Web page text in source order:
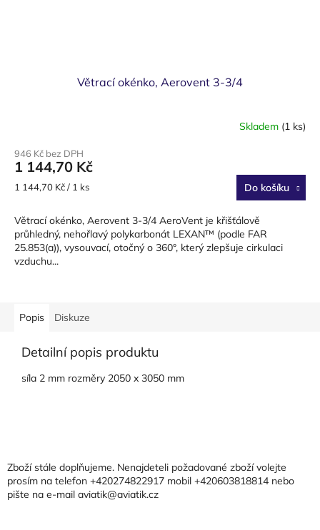
Větrací okénko, Aerovent 3-3/4
Skladem (1 ks)
946 Kč bez DPH
1 144,70 Kč
Měrná
1 144,70 Kč / 1 ks Do košíku
Větrací okénko, Aerovent 3-3/4 AeroVent je křišťálově
průhledný, nehořlavý polykarbonát LEXAN™ (podle FAR
25.853(a)), vysouvací, otočný o 360°, který zlepšuje cirkulaci
vzduchu...
Popis Diskuze
Detailní popis produktu
síla 2 mm rozměry 2050 x 3050 mm
aZboží stále doplňujeme. Nenajdeteli požadované zboží volejte
prosím na telefon +420274822917 mobil +420603818814 nebo
pište na e-mail aviatik@aviatik.cz